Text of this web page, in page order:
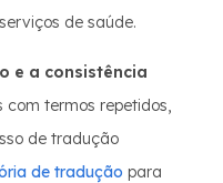
de saúde.
e a consistência
com termos repetidos,
de tradução
de tradução para